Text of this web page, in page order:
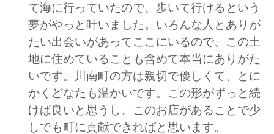
て海に行っていたので、歩いて行けるという
夢がやっと叶いました。いろんな人とありが
たい出会いがあってここにいるので、この土
地に住めていることも含めて本当にありがた
いです。川南町の方は親切で優しくて、とに
かくどなたも温かいです。この形がずっと続
けば良いと思うし、このお店があることで少
しでも町に貢献できればと思います。